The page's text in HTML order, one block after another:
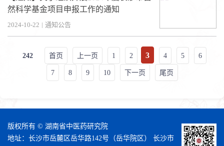
然科学基金项目申报工作的通知
2024-10-22 | 通知公告
242 首页 上一页 1 2 3 4 5 6
7 8 9 10 下一页 尾页
版权所有 © 湖南省中医药研究院
地址：长沙市岳麓区岳华路142号（岳华院区） 长沙市